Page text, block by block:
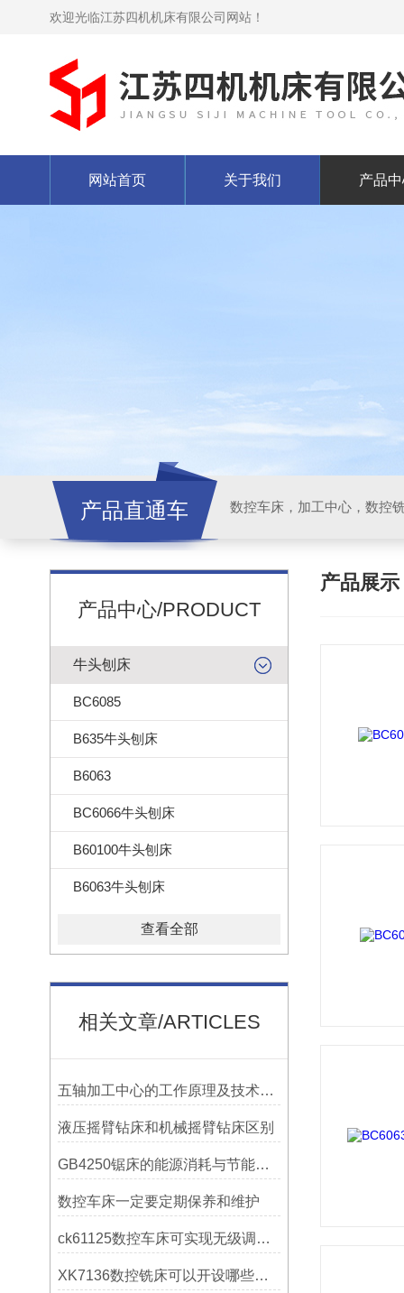
欢迎光临江苏四机机床有限公司网站！
网站首页 关于我们 产品
产品直通车
产品中心/PRODUCT
牛头刨床
BC6085
B635牛头刨床
B6063
BC6066牛头刨床
B60100牛头刨床
B6063牛头刨床
查看全部
相关文章/ARTICLES
五轴加工中心的工作原理及技术优势
液压摇臂钻床和机械摇臂钻床区别
GB4250锯床的能源消耗与节能措施
数控车床一定要定期保养和维护
ck61125数控车床可实现无级调速控制
XK7136数控铣床可以开设哪些考核项目？
产品展示